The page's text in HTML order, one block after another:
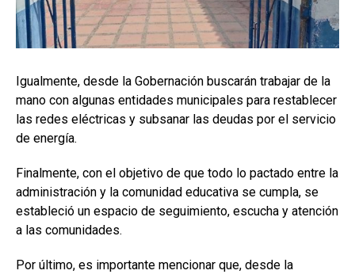
Igualmente, desde la Gobernación buscarán trabajar de la
mano con algunas entidades municipales para restablecer
las redes eléctricas y subsanar las deudas por el servicio
de energía.
Finalmente, con el objetivo de que todo lo pactado entre la
administración y la comunidad educativa se cumpla, se
estableció un espacio de seguimiento, escucha y atención
a las comunidades.
Por último, es importante mencionar que, desde la